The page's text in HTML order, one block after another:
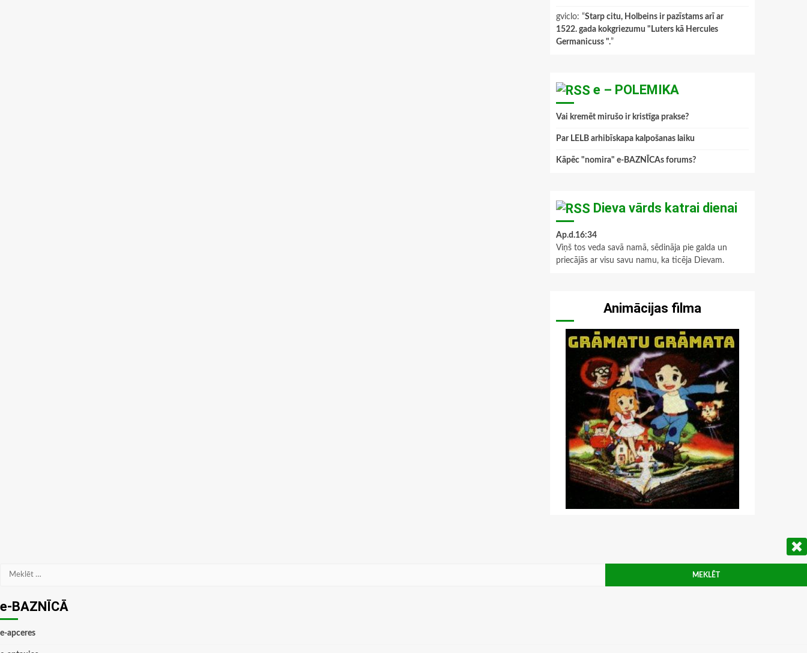
gviclo: “Starp citu, Holbeins ir pazīstams arī ar
1522. gada kokgriezumu "Luters kā Hercules
Germanicuss ".”
e – POLEMIKA
Vai kremēt mirušo ir kristīga prakse?
Par LELB arhibīskapa kalpošanas laiku
Kāpēc "nomira" e-BAZNĪCAs forums?
Dieva vārds katrai dienai
Ap.d.16:34
Viņš tos veda savā namā, sēdināja pie galda un
priecājās ar visu savu namu, ka ticēja Dievam.
Animācijas filma
Meklēt:
e-BAZNĪCĀ
e-apceres